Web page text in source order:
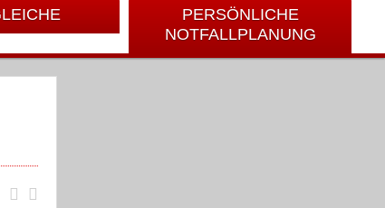
PERSÖNLICHE
NOTFALLPLANUNG